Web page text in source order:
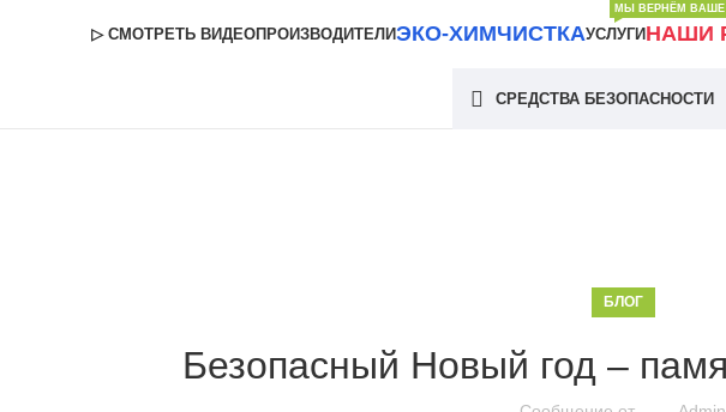
▷ СМОТРЕТЬ ВИДЕОПРОИЗВОДИТЕЛИЭКО-ХИМЧИСТКАУСЛУГИ
МЫ ВЕРНЁМ ВАШЕ
НАШИ
СРЕДСТВА БЕЗОПАСНОСТИ
БЛОГ
Безопасный Новый год –